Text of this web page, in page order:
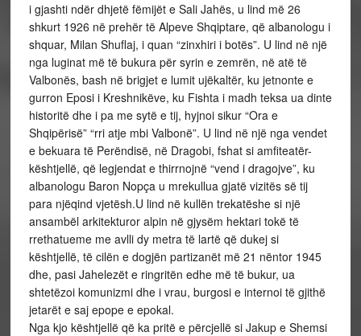
i gjashti ndër dhjetë fëmijët e Sali Jahës, u lind më 26
shkurt 1926 në prehër të Alpeve Shqiptare, që albanologu i
shquar, Milan Shuflaj, i quan “zinxhiri i botës”. U lind në një
nga luginat më të bukura për syrin e zemrën, në atë të
Valbonës, bash në brigjet e lumit ujëkaltër, ku jetnonte e
gurron Eposi i Kreshnikëve, ku Fishta i madh teksa ua dinte
historitë dhe i pa me sytë e tij, hyjnoi sikur “Ora e
Shqipërisë” “rri atje mbi Valbonë”. U lind në një nga vendet
e bekuara të Perëndisë, në Dragobi, fshat si amfiteatër-
kështjellë, që legjendat e thirrnojnë “vend i dragojve”, ku
albanologu Baron Nopça u mrekullua gjatë vizitës së tij
para njëqind vjetësh.U lind në kullën trekatëshe si një
ansambël arkitekturor alpin në gjysëm hektari tokë të
rrethatueme me avlli dy metra të lartë që dukej si
kështjellë, të cilën e dogjën partizanët më 21 nëntor 1945
dhe, pasi Jahelezët e ringritën edhe më të bukur, ua
shtetëzoi komunizmi dhe i vrau, burgosi e internoi të gjithë
jetarët e saj epope e epokal.
Nga kjo kështjellë që ka pritë e përcjellë si Jakup e Shemsi